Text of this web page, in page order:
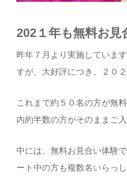
202１年も無料お見
昨年７月より実施していま
すが、大好評につき、２０
これまで約５０名の方が無
内約半数の方がそのままご
中には、無料お見合い体験
ート中の方も複数名いらっ